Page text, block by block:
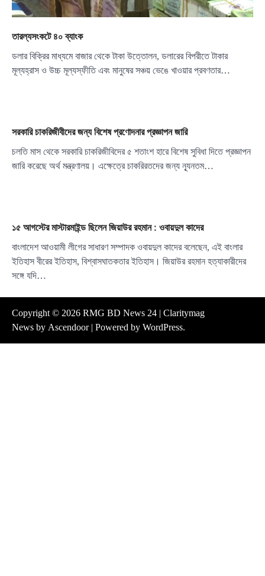
তারল্যসংকটে ৪০ ব্যাংক
ডলার বিক্রির মাধ্যমে বাজার থেকে টাকা উত্তোলন, ডলারের বিপরীতে টাকার
মূল্যহ্রাস ও উচ্চ মূল্যস্ফীতি এবং মানুষের সঞ্চয় ভেঙে খাওয়ার প্রবণতার…
সরকারি চাকরিজীবীদের জন্য বিশেষ প্রণোদনার প্রজ্ঞাপন জারি
চলতি মাস থেকে সরকারি চাকরিজীবিদের ৫ শতাংশ হারে বিশেষ সুবিধা দিতে প্রজ্ঞাপন
জারি করেছে অর্থ মন্ত্রণালয়। এক্ষেত্রে চাকরিরতদের জন্য ন্যূনতম…
১৫ আগস্টের মাস্টারমাইন্ড ছিলেন জিয়াউর রহমান : ওবায়দুল কাদের
বাংলাদেশ আওয়ামী লীগের সাধারণ সম্পাদক ওবায়দুল কাদের বলেছেন, এই বাংলার
ইতিহাস বীরের ইতিহাস, বিশ্বাসঘাতকতার ইতিহাস। জিয়াউর রহমান হত্যাকারীদের
সঙ্গে যদি…
Copyright © 2026 RMG BD News 24 | Claritymag
News by Ascendoor| Powered by WordPress.